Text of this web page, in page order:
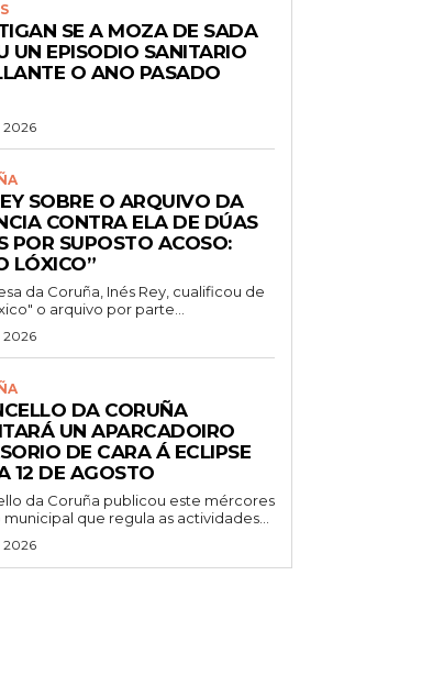
SE A MOZA DE SADA
UN EPISODIO SANITARIO
O ANO PASADO
2026
SOBRE O ARQUIVO DA
CONTRA ELA DE DÚAS
POR SUPOSTO ACOSO:
LÓXICO”
da Coruña, Inés Rey, cualificou de
o arquivo por parte...
2026
DA CORUÑA
UN APARCADOIRO
DE CARA Á ECLIPSE
12 DE AGOSTO
da Coruña publicou este mércores
que regula as actividades...
2026